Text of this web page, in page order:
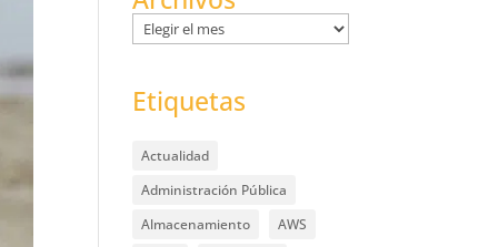
Archivos
Etiquetas
Actualidad
Administración Pública
Almacenamiento
AWS